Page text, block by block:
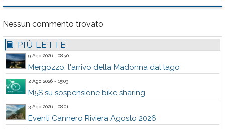
Nessun commento trovato
PIÙ LETTE
9 Ago 2026 - 08:30
Mergozzo: l'arrivo della Madonna dal lago
2 Ago 2026 - 15:03
M5S su sospensione bike sharing
3 Ago 2026 - 08:01
Eventi Cannero Riviera Agosto 2026